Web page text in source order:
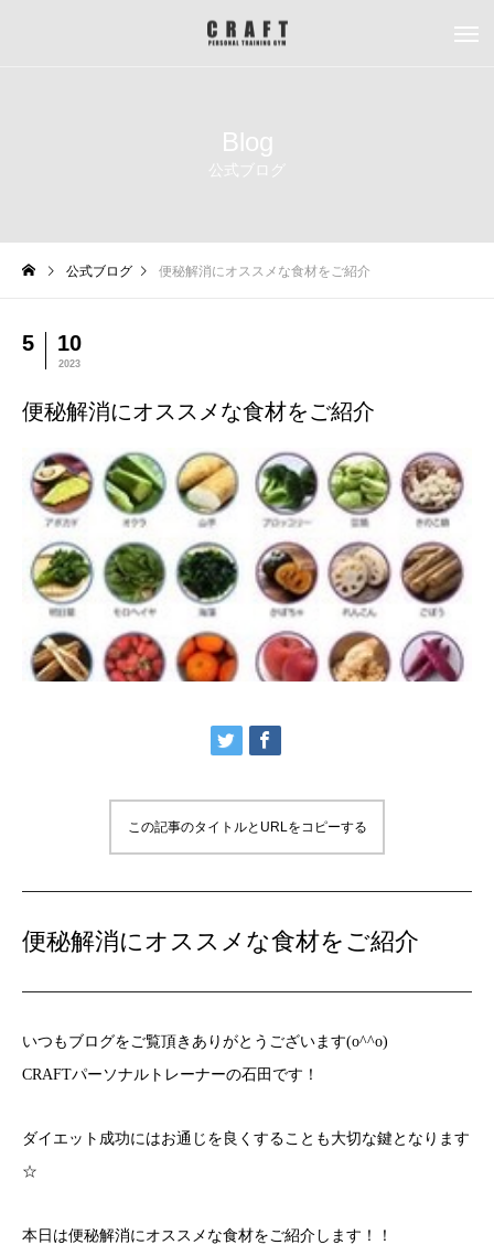
Blog
公式ブログ
公式ブログ 便秘解消にオススメな食材をご紹介
5 10
2023
便秘解消にオススメな食材をご紹介
この記事のタイトルとURLをコピーする
便秘解消にオススメな食材をご紹介
いつもブログをご覧頂きありがとうございます(o^^o)
CRAFTパーソナルトレーナーの石田です！
ダイエット成功にはお通じを良くすることも大切な鍵となります
☆
本日は便秘解消にオススメな食材をご紹介します！！